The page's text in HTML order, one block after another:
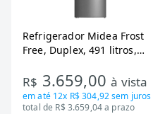
Refrigerador Midea Frost
Free, Duplex, 491 litros,
RT650EVK463)
R$ 3.659,00à vista
em até 12x R$ 304,92sem juros
total de R$ 3.659,04 a prazo